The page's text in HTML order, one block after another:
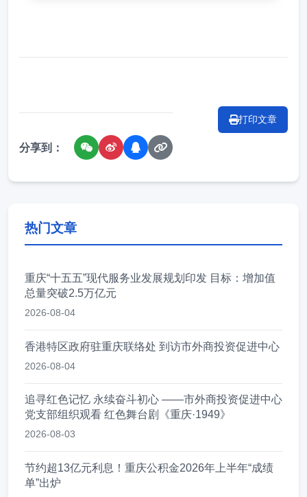
分享到：
打印文章
热门文章
重庆“十五五”现代服务业发展规划印发 目标：增加值
总量突破2.5万亿元
2026-08-04
香港特区政府驻重庆联络处 到访市外商投资促进中心
2026-08-04
追寻红色记忆 永续奋斗初心 ——市外商投资促进中心
党支部组织观看 红色舞台剧《重庆·1949》
2026-08-03
节约超13亿元利息！重庆公积金2026年上半年“成绩
单”出炉